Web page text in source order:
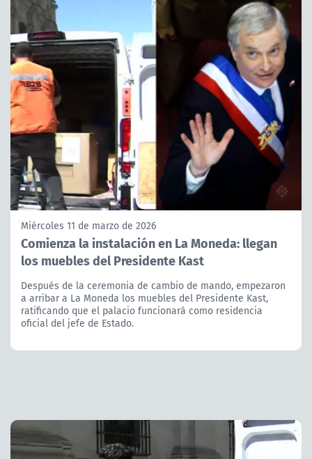
Miércoles 11 de marzo de 2026
Comienza la instalación en La Moneda: llegan
los muebles del Presidente Kast
Después de la ceremonia de cambio de mando, empezaron
a arribar a La Moneda los muebles del Presidente Kast,
ratificando que el palacio funcionará como residencia
oficial del jefe de Estado.